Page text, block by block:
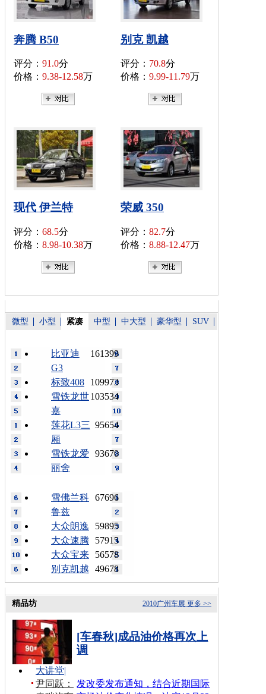
奔腾 B50
评分： 91.0分
价格： 9.38-12.58万
别克 凯越
评分： 70.8分
价格： 9.99-11.79万
现代 伊兰特
评分： 68.5分
价格： 8.98-10.38万
荣威 350
评分： 82.7分
价格： 8.88-12.47万
微型 小型 紧凑 中型 中大型 豪华型 SUV
161399
比亚迪
G3
109973
标致408
103534
雪铁龙世
嘉
95654
莲花L3三
厢
93670
雪铁龙爱
丽舍
67696
雪佛兰科
鲁兹
59895
大众朗逸
57915
大众速腾
56578
大众宝来
49678
别克凯越
更多 >>
2010广州车展
精品坊
[车春秋]成品油价格再次上
调
发改委发布通知，结合近期国际
大讲堂|
尹同跃：